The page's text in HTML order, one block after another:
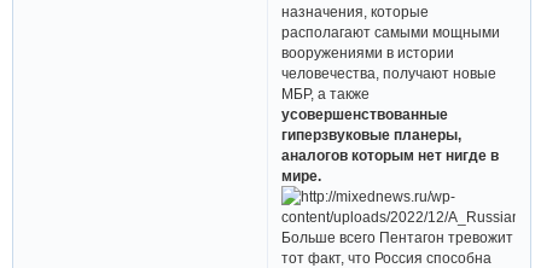
назначения, которые
располагают самыми мощными
вооружениями в истории
человечества, получают новые
МБР, а также
усовершенствованные
гиперзвуковые планеры,
аналогов которым нет нигде в
мире.
Больше всего Пентагон тревожит
тот факт, что Россия способна